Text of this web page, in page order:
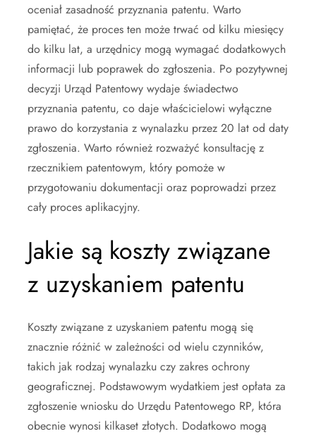
oceniał zasadność przyznania patentu. Warto
pamiętać, że proces ten może trwać od kilku miesięcy
do kilku lat, a urzędnicy mogą wymagać dodatkowych
informacji lub poprawek do zgłoszenia. Po pozytywnej
decyzji Urząd Patentowy wydaje świadectwo
przyznania patentu, co daje właścicielowi wyłączne
prawo do korzystania z wynalazku przez 20 lat od daty
zgłoszenia. Warto również rozważyć konsultację z
rzecznikiem patentowym, który pomoże w
przygotowaniu dokumentacji oraz poprowadzi przez
cały proces aplikacyjny.
Jakie są koszty związane
z uzyskaniem patentu
Koszty związane z uzyskaniem patentu mogą się
znacznie różnić w zależności od wielu czynników,
takich jak rodzaj wynalazku czy zakres ochrony
geograficznej. Podstawowym wydatkiem jest opłata za
zgłoszenie wniosku do Urzędu Patentowego RP, która
obecnie wynosi kilkaset złotych. Dodatkowo mogą